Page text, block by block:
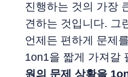
진행하는 것의 가장
견하는 것입니다. 그
언제든 편하게 문제
1on1을 짧게 가져갈
원의 문제 상황을